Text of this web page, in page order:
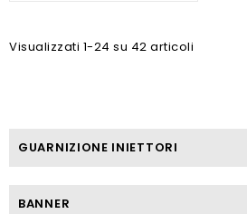
Visualizzati 1-24 su 42 articoli
GUARNIZIONE INIETTORI
BANNER